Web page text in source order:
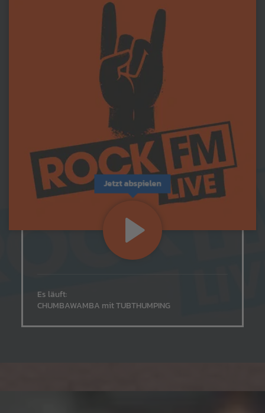
Jetzt abspielen
Es läuft:
CHUMBAWAMBA mit TUBTHUMPING